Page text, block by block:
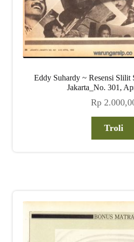
Eddy Suhardy ~ Resensi Slilit
Jakarta_No. 301,
Rp
Troli